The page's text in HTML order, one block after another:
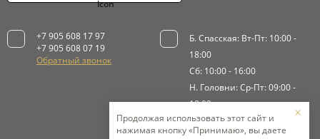
Продолжая использовать этот сайт и
нажимая кнопку «Принимаю», вы даете
+7 905 608 17 97
+7 905 608 07 19
Обратный звонок
Б. Спасская: Вт-Пт: 10:00 -
18:00
Сб: 10:00 - 16:00
Н. Головни: Ср-Пт: 09:00 -
18:00
Сб-Вс: 9:00 - 15:00